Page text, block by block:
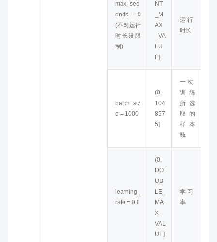
max_sec
onds = 0
(不对运行
时长设限
制)
NT
_M
AX
_VA
LU
E]
运行
时长
batch_siz
e = 1000
(0,
104
857
5]
一次
训练
所选
取的
样本
数
learning_
rate = 0.8
(0,
DO
UB
LE_
MA
X_
VAL
UE]
学习
率